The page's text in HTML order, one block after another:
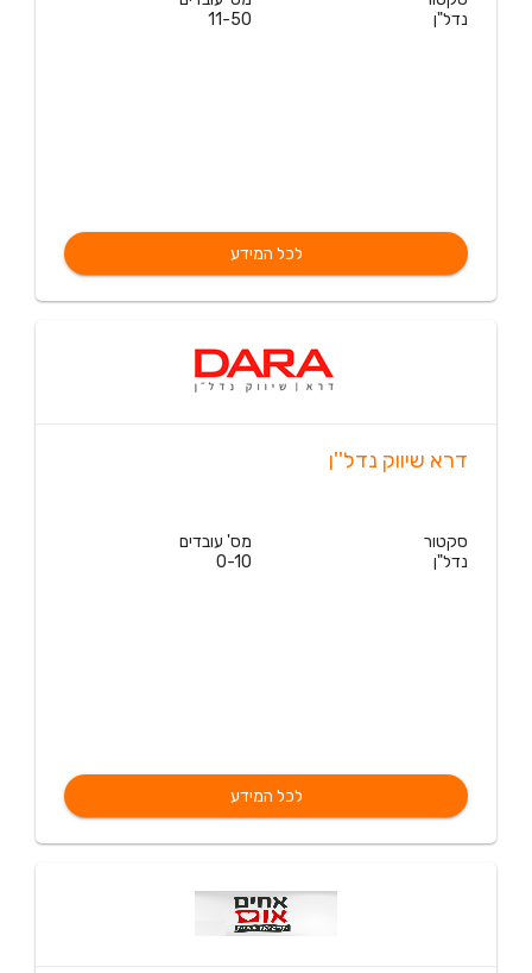
נדל"ן
11-50
לכל המידע
דרא שיווק נדל''ן
סקטור
נדל"ן
מס' עובדים
0-10
לכל המידע